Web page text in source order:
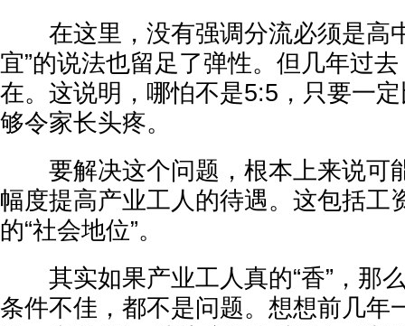
在这里，没有强调分流必须是高
宜”的说法也留足了弹性。但几年过
在。这说明，哪怕不是5:5，只要一
够令家长头疼。
要解决这个问题，根本上来说可
幅度提高产业工人的待遇。这包括工
的“社会地位”。
其实如果产业工人真的“香”，那
条件不佳，都不是问题。想想前几年